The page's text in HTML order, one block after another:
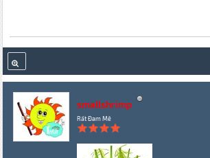
smallshrimp
Rất Đam Mê